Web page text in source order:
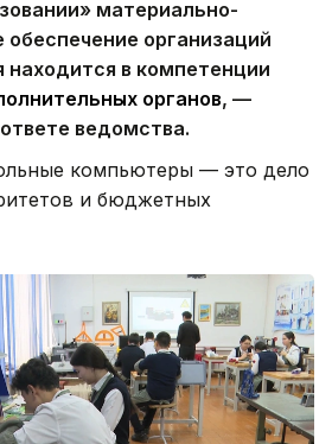
материально-
обеспечение организаций
находится в компетенции
органов, —
ведомства.
компьютеры — это дело
и бюджетных